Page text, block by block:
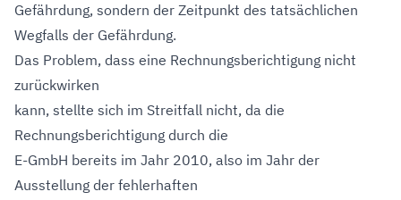
Gefährdung, sondern der Zeitpunkt des tatsächlichen
Wegfalls der Gefährdung.
Das Problem, dass eine Rechnungsberichtigung nicht
zurückwirken
kann, stellte sich im Streitfall nicht, da die
Rechnungsberichtigung durch die
E-GmbH bereits im Jahr 2010, also im Jahr der
Ausstellung der fehlerhaften